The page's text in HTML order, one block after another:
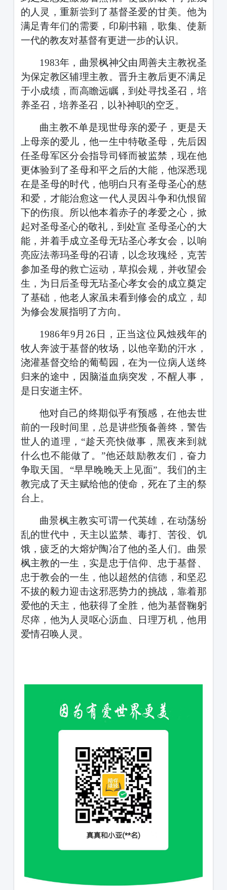
的人灵，重新尝到了基督圣爱的甘美。他为
满足青年们的需要，印刷书籍，歌集、使新
一代的教友对基督有更进一步的认识。
1983年，曲景枫神父由周善夫主教祝圣
为保定教区辅理主教。晋升主教后更不满足
于小成绩，而高瞻远瞩，到处寻找圣召，培
养圣召，培养圣召，以补神职的空乏。
曲主教不单是现世母亲的爱子，更是天
上母亲的爱儿，他一生中特敬圣母，先后因
任圣母军区分会指导司铎而被监禁，现在他
更体验到了圣母和平之后的大能，他深悉现
在是圣母的时代，他明白只有圣母圣心的慈
和爱，才能治愈这一代人灵因斗争和仇恨留
下的伤痕。所以他本着赤子的孝爱之心，掀
起对圣母圣心的敬礼，到处宣 圣母圣心的大
能，并着手成立圣母无玷圣心孝女会，以响
亮应法蒂玛圣母的召请，以念玫瑰经，克苦
参加圣母的救亡运动，草拟会规，并收望会
生，为日后圣母无玷圣心孝女会的成立奠定
了基础，他老人家虽未看到修会的成立，却
为修会发展指明了方向。
1986年9 月 26 日，正当这位风烛残年的
牧人奔波于基督的牧场，以他辛勤的汗水，
浇灌基督交给的葡萄园，在为一位病人送终
归来的途中，因脑溢血病突发，不醒人事，
是日安逝主怀。
他对自己的终期似乎有预感，在他去世
前的一段时间里，总是讲些预备善终，警告
世人的道理， “趁天亮快做事，黑夜来到就
什么也不能做了。”他还鼓励教友们，奋力
争取天国。“早早晚晚天上见面”。我们的主
教完成了天主赋给他的使命，死在了主的祭
台上。
曲景枫主教实可谓一代英雄，在动荡纷
乱的世代中，天主以监禁、毒打、苦役、饥
饿，疲乏的大熔炉陶冶了他的圣人们。曲景
枫主教的一生，实是忠于信仰、忠于基督、
忠于教会的一生，他以超然的信德，和坚忍
不拔的毅力迎击这邪恶势力的挑战，靠着那
爱他的天主，他获得了全胜，他为基督鞠躬
尽瘁，他为人灵呕心沥血、日理万机，他用
爱情召唤人灵。